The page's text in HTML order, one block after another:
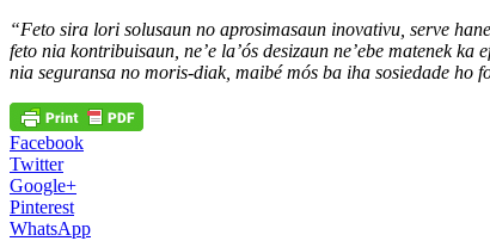
“Feto sira lori solusaun no aprosimasaun inovativu, serve
feto nia kontribuisaun, ne’e la’ós desizaun ne’ebe matenek
nia seguransa no moris-diak, maibé mós ba iha sosiedade ho
Facebook
Twitter
Google+
Pinterest
WhatsApp